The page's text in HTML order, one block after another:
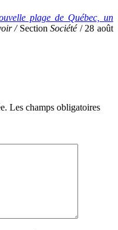
plage de Québec, un
/ SectionSociété / 28 août
Les champs obligatoires